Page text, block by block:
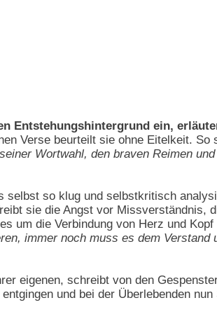
Entstehungshintergrund ein,
Verse beurteilt sie ohne Eitelkeit. So
Wortwahl, den braven Reimen
so klug und selbstkritisch
sie die Angst vor Missverständnis,
um die Verbindung von Herz und Kopf
immer noch muss es dem Verstand
eigenen, schreibt von den
und bei der Überlebenden nun